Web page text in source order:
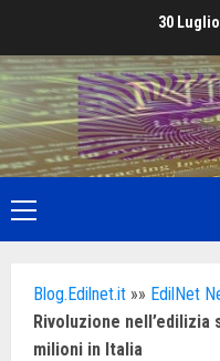
content
30
Primary
Menu
Blog.Edilnet.it »» EdilNet
Rivoluzione nell’edilizia
milioni in Italia